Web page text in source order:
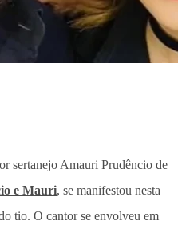
sertanejo Amauri Prudêncio de
e Mauri, se manifestou nesta
tio. O cantor se envolveu em